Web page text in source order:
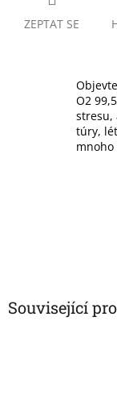
ZEPTAT SE
O2
stresu,
túry,
mnoho
Související